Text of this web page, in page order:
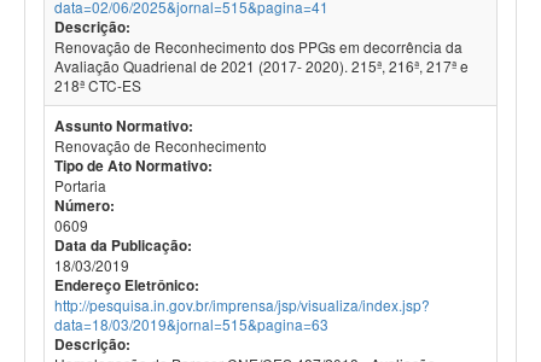
data=02/06/2025&jornal=515&pagina=41
Descrição:
Renovação de Reconhecimento dos PPGs em decorrência da
Avaliação Quadrienal de 2021 (2017- 2020). 215ª, 216ª, 217ª e
218ª CTC-ES
Assunto Normativo:
Renovação de Reconhecimento
Tipo de Ato Normativo:
Portaria
Número:
0609
Data da Publicação:
18/03/2019
Endereço Eletrônico:
http://pesquisa.in.gov.br/imprensa/jsp/visualiza/index.jsp?
data=18/03/2019&jornal=515&pagina=63
Descrição: